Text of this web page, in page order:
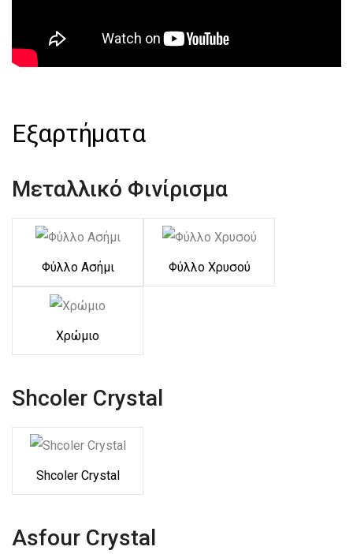
Εξαρτήματα
Μεταλλικό Φινίρισμα
Φύλλο Ασήμι Φύλλο Χρυσού
Χρώμιο
Shcoler Crystal
Shcoler Crystal
Asfour Crystal